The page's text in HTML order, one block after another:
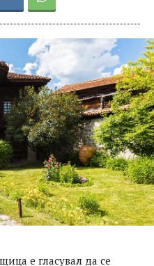
е гласувал да се